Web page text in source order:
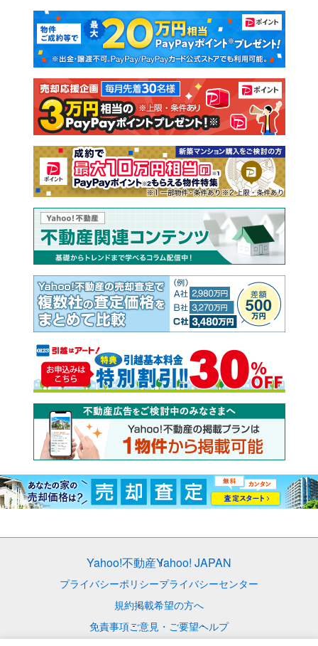
新築マンション 中古マンション
新築一戸建て 中古一戸建て
注文住宅 土地
売却査定
マンションカタログ 教えて！住まいの先生
Yahoo!不動産Yahoo! JAPAN
プライバシーポリシープライバシーセンター
規約掲載希望の方へ
免責事項ご意見・ご要望ヘルプ
© LY Corporation